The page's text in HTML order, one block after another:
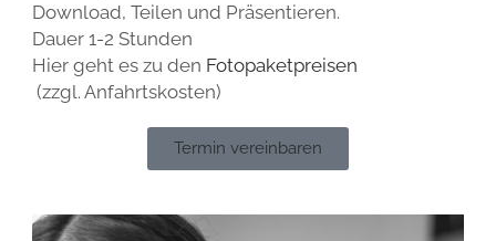
Download, Teilen und Präsentieren.
Dauer 1-2 Stunden
Hier geht es zu den Fotopaketpreisen
(zzgl. Anfahrtskosten)
Termin vereinbaren